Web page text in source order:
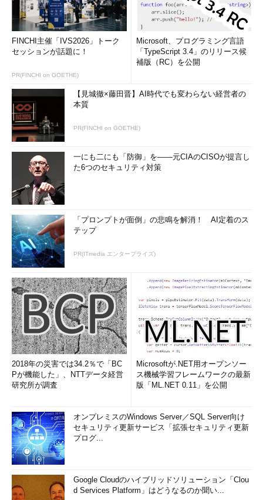
FINCHI主催「IVS2026」トーク
セッションが話題に！
PR(FINCHI on GOETHE)
Microsoft、プログラミング言語
「TypeScript 3.4」のリリース候
補版（RC）を公開
【見城徹×藤田晋】AI時代でも変わらない経営者の
本質
PR(FINCHI on GOETHE)
一にも二にも「防御」を――元CIAのCISOが提言し
た6つのセキュリティ対策
「プロンプトが面倒」の悲鳴を解消！ AI定着のス
テップ
PR(ITmedia エンタープライズ)
2018年の災害では34.2％で「BC
Pが機能した」、NTTデータ経営
研究所が調査
Microsoftが.NET用オープンソー
ス機械学習フレームワークの最新
版「ML.NET 0.11」を公開
オンプレミスのWindows Server／SQL Server向け
セキュリティ更新サービス「拡張セキュリティ更新
プログ...
Google Cloudのハイブリッドソリューション「Clou
d Services Platform」はどうなるのか聞い...